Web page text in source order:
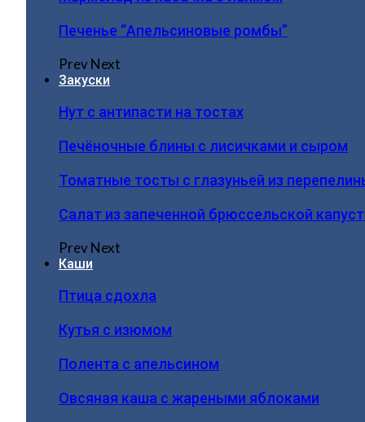
Печенье “Апельсиновые ромбы”
PrevNext
Закуски
Нут с антипасти на тостах
Печёночные блины с лисичками и сыром
Томатные тосты с глазуньей из
Салат из запеченной брюссельской
PrevNext
Каши
Птица сдохла
Кутья с изюмом
Полента с апельсином
Овсяная каша с жареными яблоками